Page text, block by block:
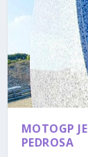
MOTOGP
PEDROSA